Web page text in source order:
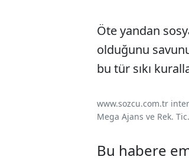
Öte yandan
olduğunu
bu tür sıkı
www.sozcu.com.tr
Mega Ajans ve Rek.
Bu habere